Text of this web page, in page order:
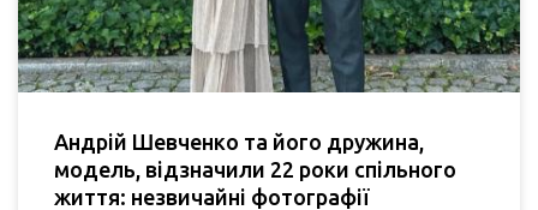
Андрій Шевченко та його дружина,
модель, відзначили 22 роки спільного
життя: незвичайні фотографії